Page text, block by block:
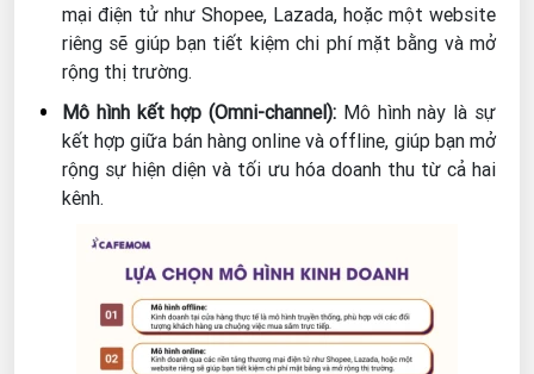
mại điện tử như Shopee, Lazada, hoặc một website
riêng sẽ giúp bạn tiết kiệm chi phí mặt bằng và mở
rộng thị trường.
Mô hình kết hợp (Omni-channel): Mô hình này là sự
kết hợp giữa bán hàng online và offline, giúp bạn mở
rộng sự hiện diện và tối ưu hóa doanh thu từ cả hai
kênh.